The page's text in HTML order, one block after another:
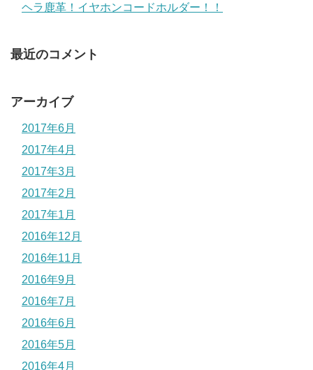
ヘラ鹿革！イヤホンコードホルダー！！
最近のコメント
アーカイブ
2017年6月
2017年4月
2017年3月
2017年2月
2017年1月
2016年12月
2016年11月
2016年9月
2016年7月
2016年6月
2016年5月
2016年4月